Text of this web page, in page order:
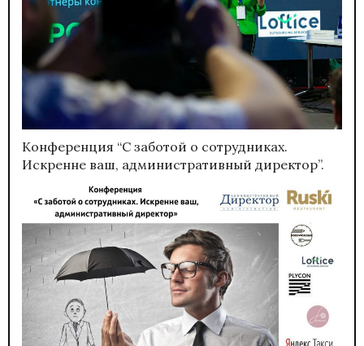
Конференция “С заботой о сотрудниках.
Искренне ваш, административный директор”.